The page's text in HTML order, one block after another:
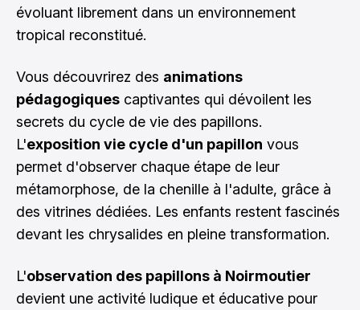
évoluant librement dans un environnement
tropical reconstitué.
Vous découvrirez des animations
pédagogiques captivantes qui dévoilent les
secrets du cycle de vie des papillons.
L'exposition vie cycle d'un papillon vous
permet d'observer chaque étape de leur
métamorphose, de la chenille à l'adulte, grâce à
des vitrines dédiées. Les enfants restent fascinés
devant les chrysalides en pleine transformation.
L'observation des papillons à Noirmoutier
devient une activité ludique et éducative pour